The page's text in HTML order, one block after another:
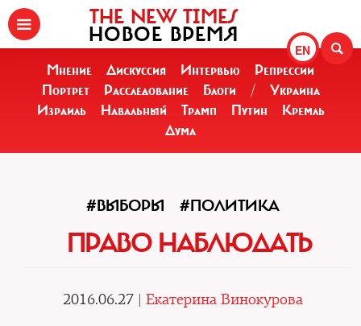
EN
THE NEW TIMES
НОВОЕ ВРЕМЯ
Мнение Дискуссия Интервью
Репрессии
Портрет
Расследование Блоги /
Украина
Израиль
Навальный Трамп Путин
Кремль
Дума
#ВЫБОРЫ #ПОЛИТИКА
ПРАВО НАБЛЮДАТЬ
2016.06.27 | Екатерина Винокурова